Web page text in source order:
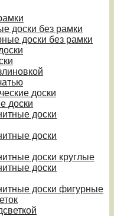
доски без рамки
доски без рамки
доски
доски
доски
доски
доски круглые
доски
доски фигурные